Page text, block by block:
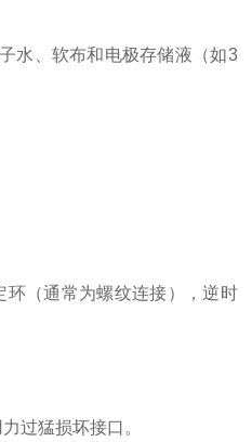
、软布和电极存储液（如3
（通常为螺纹连接），逆时
过猛损坏接口。